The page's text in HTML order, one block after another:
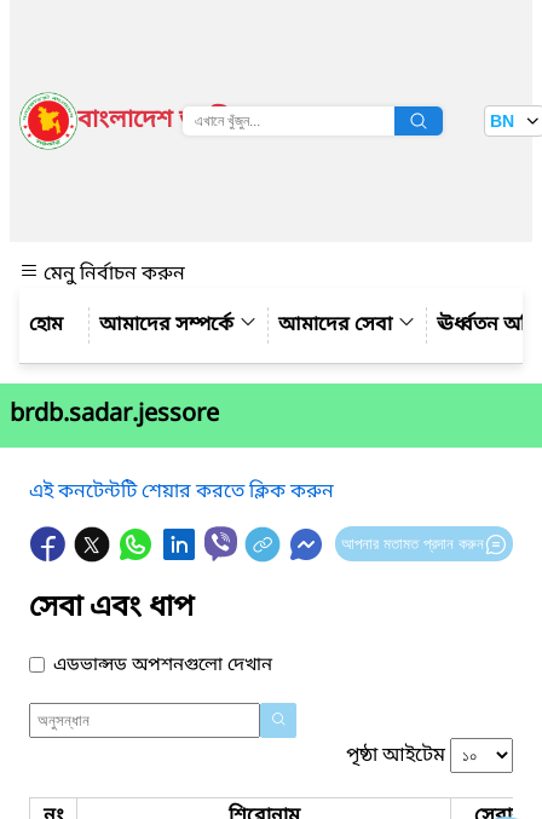
বাংলাদেশ জাতীয় তথ্য বাতায়ন BN
মেনু নির্বাচন করুন
আমাদের সম্পর্কে
আমাদের সেবা ঊর্ধ্বতন
brdb.sadar.jessore
এই কনটেন্টটি শেয়ার করতে ক্লিক করুন
আপনার মতামত প্রদান করুন
সেবা এবং ধাপ
এডভান্সড অপশনগুলো দেখান
পৃষ্ঠা আইটেম